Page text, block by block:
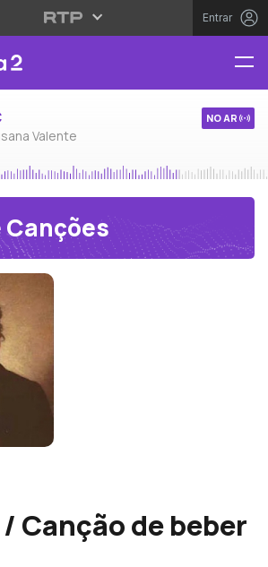
Entrar
Valente
NO AR
Canções
Canção de beber